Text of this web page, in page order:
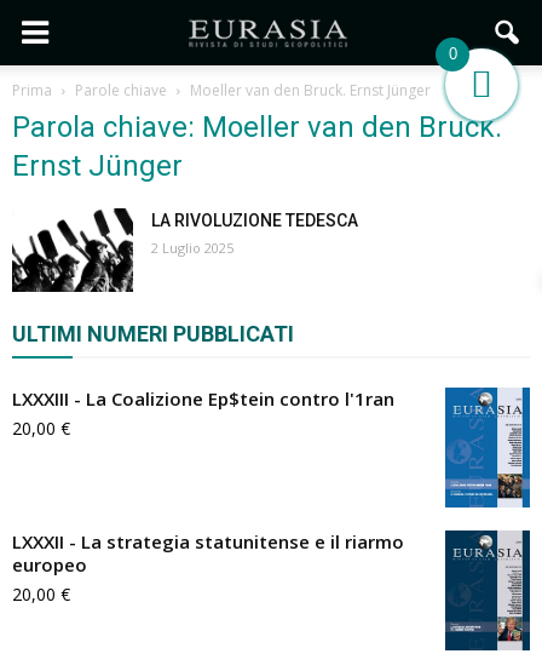
Prima Parole chiave Moeller van den Bruck. Ernst Jünger
Parola chiave: Moeller van den Bruck.
Ernst Jünger
LA RIVOLUZIONE TEDESCA
2 Luglio 2025
ULTIMI NUMERI PUBBLICATI
LXXXIII - La Coalizione Ep$tein contro l'1ran
20,00 €
LXXXII - La strategia statunitense e il riarmo
europeo
20,00 €
0